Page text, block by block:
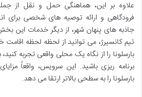
علاوه بر این، هماهنگی حمل و نقل از
فرودگاهی و ارائه توصیه های شخصی برای
جاذبه های پنهان شهر، از دیگر خدمات این
تیم کانسیرژ، می توانید از لحظه لحظه اقامت
بارسلونا را از نگاه یک محلی واقعی تجربه
برنامه ریزی باشید. این سرویس، واقعاً
بارسلونا را به سطحی بالاتر ارتقا می دهد.